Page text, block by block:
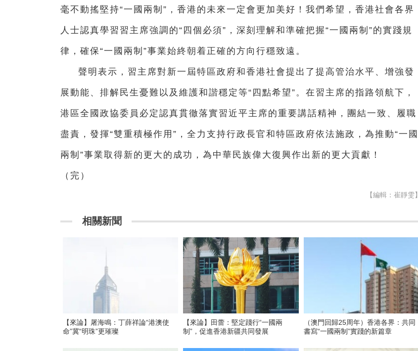
毫不動搖堅持“一國兩制”，香港的未來一定會更加美好！我們希望，香港社會各界
人士認真學習習主席強調的“四個必須”，深刻理解和準確把握“一國兩制”的實踐規
律，確保“一國兩制”事業始終朝着正確的方向行穩致遠。
聲明表示，習主席對新一屆特區政府和香港社會提出了提高管治水平、增強發
展動能、排解民生憂難以及維護和諧穩定等“四點希望”。在習主席的指路領航下，
港區全國政協委員必定認真貫徹落實習近平主席的重要講話精神，團結一致、履職
盡責，發揮“雙重積極作用”，全力支持行政長官和特區政府依法施政，為推動“一國
兩制”事業取得新的更大的成功，為中華民族偉大復興作出新的更大貢獻！
（完）
【編輯：崔靜雯】
相關新聞
【來論】屠海鳴：丁薛祥論“港澳使
命”冀“明珠”更璀璨
【來論】田蕾：堅定踐行“一國兩
制”，促進香港新疆共同發展
（澳門回歸25周年）香港各界：共同
書寫“一國兩制”實踐的新篇章